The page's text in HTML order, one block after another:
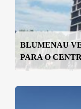
BLUMENAU
PARA O